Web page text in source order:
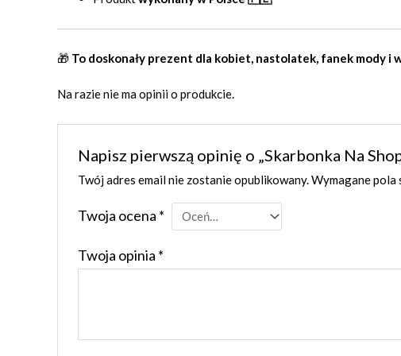
🎁 To doskonały prezent dla kobiet, nastolatek, fanek mody
Na razie nie ma opinii o produkcie.
Napisz pierwszą opinię o „Skarbonka Na
Twój adres email nie zostanie opublikowany.Wymagane pola
Twoja ocena *
Twoja opinia *